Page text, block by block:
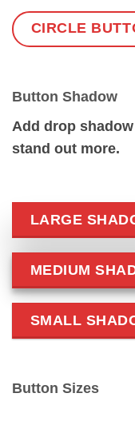
CIRCLE
Button Shadow
Add drop
stand out more.
LARGE
MEDIUM
SMALL
Button Sizes